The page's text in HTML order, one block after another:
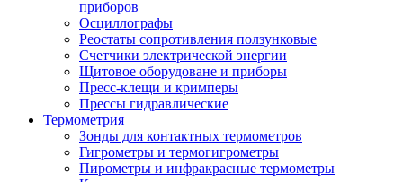
приборов
Осциллографы
Реостаты сопротивления ползунковые
Счетчики электрической энергии
Щитовое оборудоване и приборы
Пресс-клещи и кримперы
Прессы гидравлические
Термометрия
Зонды для контактных термометров
Гигрометры и термогигрометры
Пирометры и инфракрасные термометры